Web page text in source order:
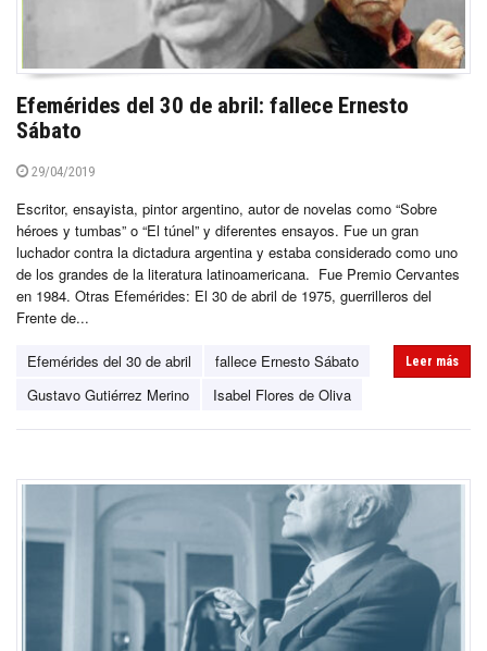
Efemérides del 30 de abril: fallece Ernesto
Sábato
29/04/2019
Escritor, ensayista, pintor argentino, autor de novelas como “Sobre
héroes y tumbas” o “El túnel” y diferentes ensayos. Fue un gran
luchador contra la dictadura argentina y estaba considerado como uno
de los grandes de la literatura latinoamericana. Fue Premio Cervantes
en 1984. Otras Efemérides: El 30 de abril de 1975, guerrilleros del
Frente de...
Efemérides del 30 de abril
fallece Ernesto Sábato
Gustavo Gutiérrez Merino
Isabel Flores de Oliva
Leer más